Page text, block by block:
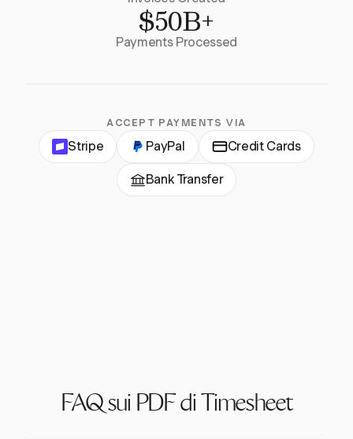
$50B+
Payments Processed
ACCEPT PAYMENTS VIA
Stripe PayPal Credit Cards
Bank Transfer
FAQ sui PDF di Timesheet